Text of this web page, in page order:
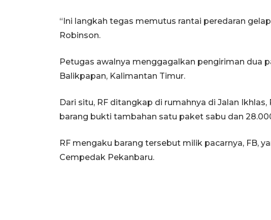
“Ini langkah tegas memutus rantai peredaran
Robinson.
Petugas awalnya menggagalkan pengiriman dua
Balikpapan, Kalimantan Timur.
Dari situ, RF ditangkap di rumahnya di Jalan
barang bukti tambahan satu paket sabu dan
RF mengaku barang tersebut milik pacarnya, FB,
Cempedak Pekanbaru.